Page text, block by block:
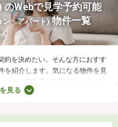
Webで見学予約可能
ン・アパート)物件一覧
約を決めたい。そんな方におすす
を紹介します。気になる物件を見
すぐに見学予約を申し込めるの
みますよ。複数のお部屋を実際に
見る